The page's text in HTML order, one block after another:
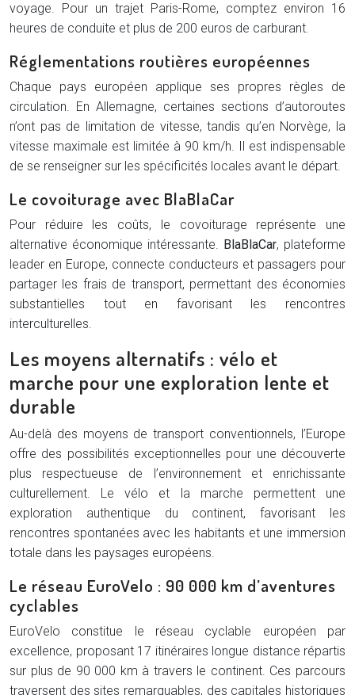
voyage. Pour un trajet Paris-Rome, comptez environ 16
heures de conduite et plus de 200 euros de carburant.
Réglementations routières européennes
Chaque pays européen applique ses propres règles de
circulation. En Allemagne, certaines sections d’autoroutes
n’ont pas de limitation de vitesse, tandis qu’en Norvège, la
vitesse maximale est limitée à 90 km/h. Il est indispensable
de se renseigner sur les spécificités locales avant le départ.
Le covoiturage avec BlaBlaCar
Pour réduire les coûts, le covoiturage représente une
alternative économique intéressante. BlaBlaCar, plateforme
leader en Europe, connecte conducteurs et passagers pour
partager les frais de transport, permettant des économies
substantielles tout en favorisant les rencontres
interculturelles.
Les moyens alternatifs : vélo et
marche pour une exploration lente et
durable
Au-delà des moyens de transport conventionnels, l’Europe
offre des possibilités exceptionnelles pour une découverte
plus respectueuse de l’environnement et enrichissante
culturellement. Le vélo et la marche permettent une
exploration authentique du continent, favorisant les
rencontres spontanées avec les habitants et une immersion
totale dans les paysages européens.
Le réseau EuroVelo : 90 000 km d’aventures
cyclables
EuroVelo constitue le réseau cyclable européen par
excellence, proposant 17 itinéraires longue distance répartis
sur plus de 90 000 km à travers le continent. Ces parcours
traversent des sites remarquables, des capitales historiques